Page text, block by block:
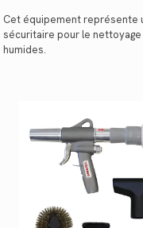
Cet équipement représente
sécuritaire pour le
humides.